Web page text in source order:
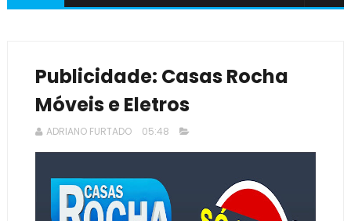
Publicidade: Casas Rocha
Móveis e Eletros
ADRIANO FURTADO 05:48